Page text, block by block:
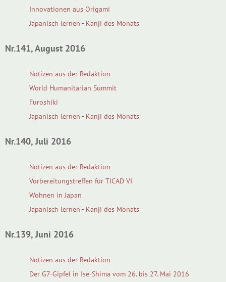
Innovationen aus Origami
Japanisch lernen - Kanji des Monats
Nr.141, August 2016
Notizen aus der Redaktion
World Humanitarian Summit
Furoshiki
Japanisch lernen - Kanji des Monats
Nr.140, Juli 2016
Notizen aus der Redaktion
Vorbereitungstreffen für TICAD VI
Wohnen in Japan
Japanisch lernen - Kanji des Monats
Nr.139, Juni 2016
Notizen aus der Redaktion
Der G7-Gipfel in Ise-Shima vom 26. bis 27. Mai 2016